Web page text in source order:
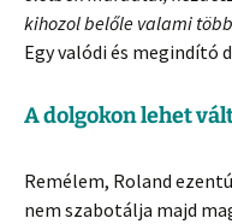
kihozol belőle valami
Egy valódi és megindító
A dolgokon lehet
Remélem, Roland
nem szabotálja majd